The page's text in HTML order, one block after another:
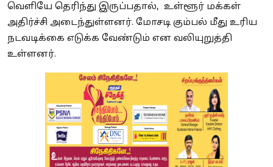
வெளியே தெரிந்து இருப்பதால், உள்ளூர் மக்கள்
அதிர்ச்சி அடைந்துள்ளனர். மோசடி கும்பல் மீது உரிய
நடவடிக்கை எடுக்க வேண்டும் என வலியுறுத்தி
உள்ளனர்.